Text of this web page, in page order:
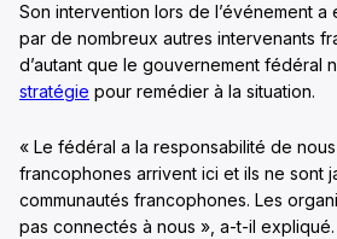
Son intervention lors de l’événement
par de nombreux autres intervenants
d’autant que le gouvernement fédéral
stratégie pour remédier à la situation.
« Le fédéral a la responsabilité de nous
francophones arrivent ici et ils ne sont
communautés francophones. Les
pas connectés à nous », a-t-il expliqué.